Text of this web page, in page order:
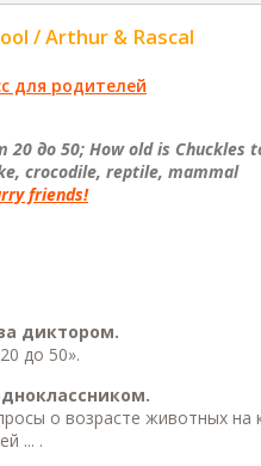
/ Arthur & Rascal
для родителей
до 50; How old is Chuckles
crocodile, reptile, mammal
friends!
диктором.
до 50».
о возрасте животных на
... .